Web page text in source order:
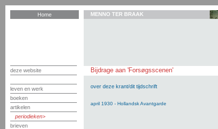
Home
deze website
leven en werk
boeken
artikelen
periodieken
brieven
MENNO TER BRAAK
Bijdrage aan 'Forsøgsscenen'
over deze krant/dit tijdschrift
april 1930 - Hollandsk Avantgarde